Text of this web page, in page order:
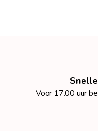
Voor 17.00 uur